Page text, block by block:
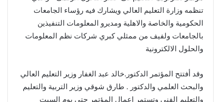
تنظمه وزارة التعليم العالي ويشارك فيه رؤساء الجامعات
الحكومية والخاصة والاهلية ومديرو المعلومات التنفيذين
بالجامعات ولفيف من ممثلي كبري شركات نظم المعلومات
والحلول الالكترونية
وقد أفتتح المؤتمر الدكتور.خالد عبد الغفار وزير التعليم العالي
والبحث العلمي والدكتور . طارق شوقي وزير التربية والتعليم
والتعليم الفني وتستمر اعمال المؤتمر حتي يوم السبت